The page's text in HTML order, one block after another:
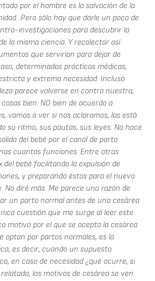
por el hombre es la salvación de la
sólo hay que darle un poco de
investigaciones para descubrir la
la misma ciencia. Y recolectar así
que servirían para dejar de
determinadas prácticas médicas,
y extrema necesidad. Incluso
parece volverse en contra nuestra,
bien. NO bien de acuerdo a
vamos a ver si nos aclaramos, las está
su ritmo, sus pautas, sus leyes. No hace
del bebé por el canal de parto
cuantas funciones. Entre otras
del bebé facilitando la expulsión de
y preparando éstos para el nuevo
No diré más. Me parece una razón de
un parto normal antes de una cesárea
cuestión que me surge al leer este
motivo por el que se acepta la cesárea
optan por partos normales, es la
es decir, cuando un supuesto
en caso de necesidad ¿qué ocurre, si
los motivos de cesárea se ven